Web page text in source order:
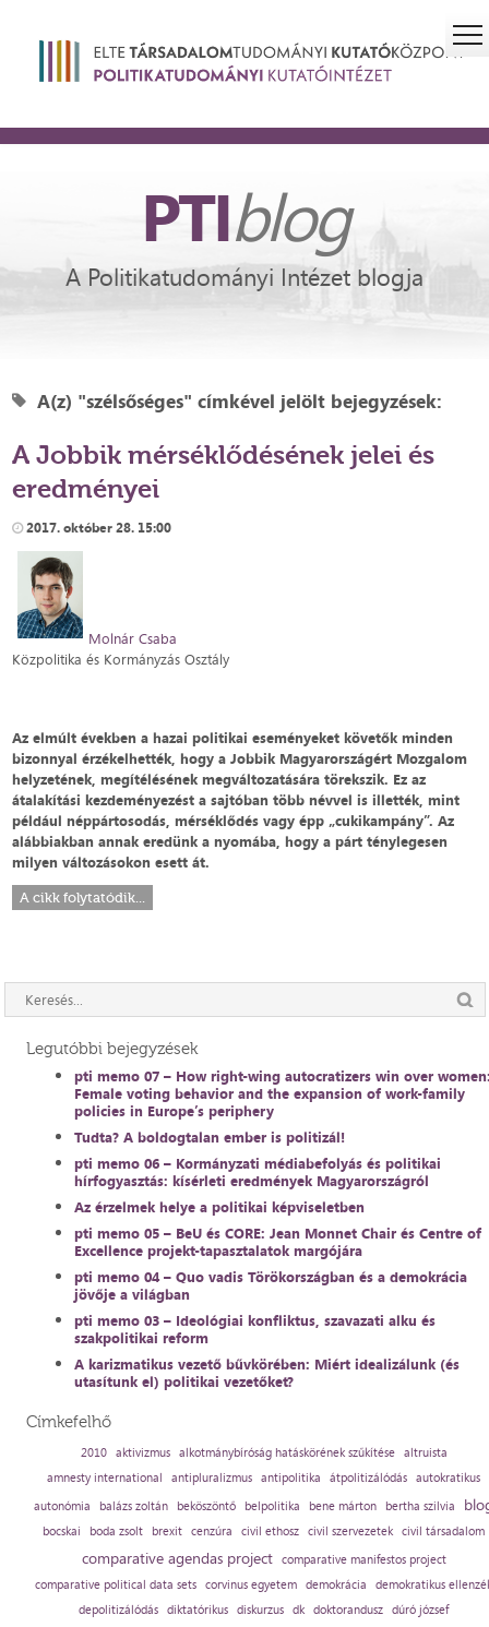
PTIblog
A Politikatudományi Intézet blogja
A(z) "szélsőséges" címkével jelölt bejegyzések:
A Jobbik mérséklődésének jelei és
eredményei
2017. október 28. 15:00
Molnár Csaba
Közpolitika és Kormányzás Osztály
Az elmúlt években a hazai politikai eseményeket követők minden
bizonnyal érzékelhették, hogy a Jobbik Magyarországért Mozgalom
helyzetének, megítélésének megváltozatására törekszik. Ez az
átalakítási kezdeményezést a sajtóban több névvel is illették, mint
például néppártosodás, mérséklődés vagy épp „cukikampány”. Az
alábbiakban annak eredünk a nyomába, hogy a párt ténylegesen
milyen változásokon esett át.
A cikk folytatódik...
Legutóbbi bejegyzések
pti memo 07 – How right-wing autocratizers win over
Female voting behavior and the expansion of work-family
policies in Europe’s periphery
Tudta? A boldogtalan ember is politizál!
pti memo 06 – Kormányzati médiabefolyás és politikai
hírfogyasztás: kísérleti eredmények Magyarországról
Az érzelmek helye a politikai képviseletben
pti memo 05 – BeU és CORE: Jean Monnet Chair és Centre of
Excellence projekt-tapasztalatok margójára
pti memo 04 – Quo vadis Törökországban és a demokrácia
jövője a világban
pti memo 03 – Ideológiai konfliktus, szavazati alku és
szakpolitikai reform
A karizmatikus vezető bűvkörében: Miért idealizálunk (és
utasítunk el) politikai vezetőket?
Címkefelhő
2010 aktivizmus alkotmánybíróság hatáskörének szűkítése
altruista
amnesty international
antipluralizmus antipolitika átpolitizálódás autokratikus
autonómia
balázs zoltán beköszöntő belpolitika bene márton bertha szilvia
bocskai boda zsolt brexit cenzúra civil ethosz civil szervezetek civil társadalom
comparative agendas project
comparative manifestos project
comparative political data sets corvinus egyetem demokrácia
demokratikus
depolitizálódás diktatórikus diskurzus dk doktorandusz dúró józsef